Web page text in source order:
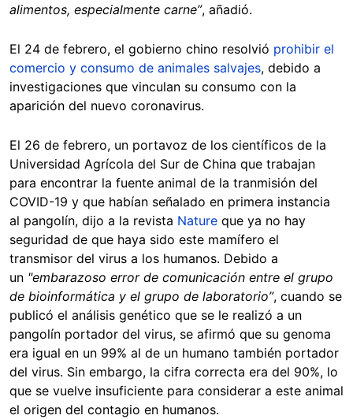
alimentos, especialmente carne”, añadió.
El 24 de febrero, el gobierno chino resolvió prohibir el
comercio y consumo de animales salvajes, debido a
investigaciones que vinculan su consumo con la
aparición del nuevo coronavirus.
El 26 de febrero, un portavoz de los científicos de la
Universidad Agrícola del Sur de China que trabajan
para encontrar la fuente animal de la tranmisión del
COVID-19 y que habían señalado en primera instancia
al pangolín, dijo a la revista Nature que ya no hay
seguridad de que haya sido este mamífero el
transmisor del virus a los humanos. Debido a
un "embarazoso error de comunicación entre el grupo
de bioinformática y el grupo de laboratorio”, cuando se
publicó el análisis genético que se le realizó a un
pangolín portador del virus, se afirmó que su genoma
era igual en un 99% al de un humano también portador
del virus. Sin embargo, la cifra correcta era del 90%, lo
que se vuelve insuficiente para considerar a este animal
el origen del contagio en humanos.